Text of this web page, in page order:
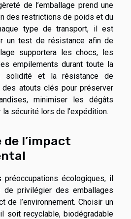
de l’emballage prend une
des restrictions de poids et du
type de transport, il est
un test de résistance afin de
supportera les chocs, les
empilements durant toute la
solidité et la résistance de
des atouts clés pour préserver
minimiser les dégâts
sécurité lors de l’expédition.
l’impact
préoccupations écologiques, il
de privilégier des emballages
de l’environnement. Choisir un
soit recyclable, biodégradable